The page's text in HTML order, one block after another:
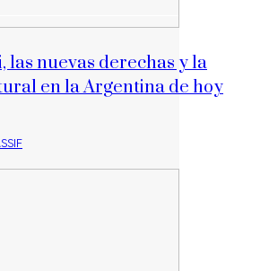
las nuevas derechas y la
en la Argentina de hoy